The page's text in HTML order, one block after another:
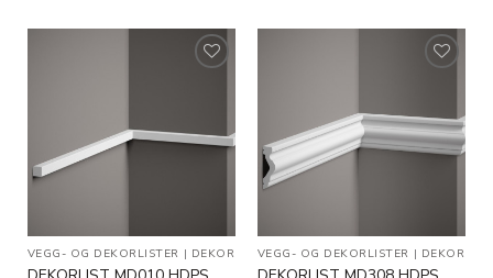
ønskeliste
VEGG- OG DEKORLISTER | DEKOR
i
ønskeliste
VEGG- OG DEKORLISTER | DEKOR